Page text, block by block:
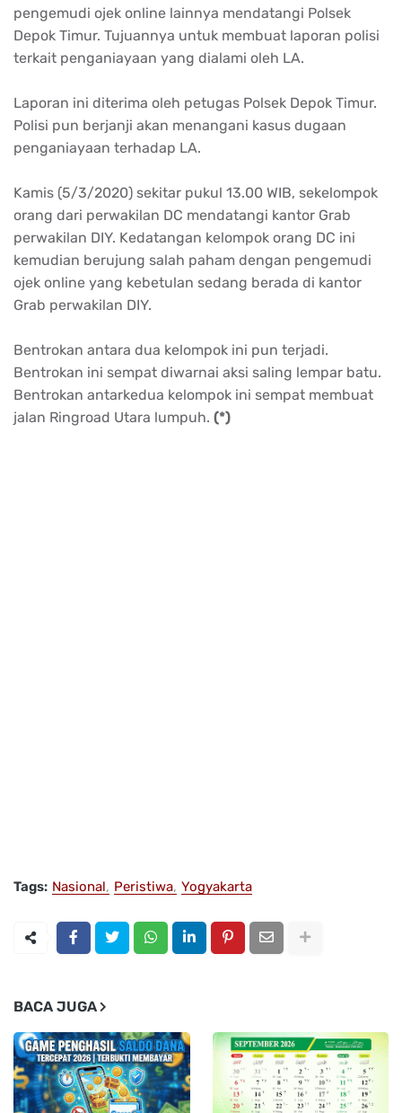
pengemudi ojek online lainnya mendatangi Polsek
Depok Timur. Tujuannya untuk membuat laporan polisi
terkait penganiayaan yang dialami oleh LA.
Laporan ini diterima oleh petugas Polsek Depok Timur.
Polisi pun berjanji akan menangani kasus dugaan
penganiayaan terhadap LA.
Kamis (5/3/2020) sekitar pukul 13.00 WIB, sekelompok
orang dari perwakilan DC mendatangi kantor Grab
perwakilan DIY. Kedatangan kelompok orang DC ini
kemudian berujung salah paham dengan pengemudi
ojek online yang kebetulan sedang berada di kantor
Grab perwakilan DIY.
Bentrokan antara dua kelompok ini pun terjadi.
Bentrokan ini sempat diwarnai aksi saling lempar batu.
Bentrokan antarkedua kelompok ini sempat membuat
jalan Ringroad Utara lumpuh. (*)
Tags: Nasional Peristiwa Yogyakarta
BACA JUGA